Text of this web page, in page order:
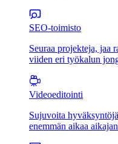
SEO-toimisto
Seuraa projekteja, jaa
viiden eri työkalun
Videoeditointi
Sujuvoita
enemmän aikaa